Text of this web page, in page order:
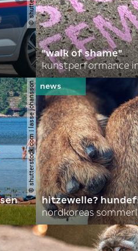
"walk of shame"
kunstperformance
© shutterstock.com | lasse johansson
hitzewelle?